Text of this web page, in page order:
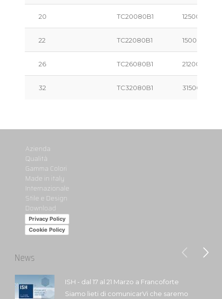
20 TC20080B1 12500
22 TC22080B1 15000
26 TC26080B1 21200
32 TC32080B1 31500
Azienda
Qualità
Gamma Colori
Made in italy
Internazionale
Stile e Design
Download
Privacy Policy
Cookie Policy
News
ISH - dal 17 al 21 Marzo a Francoforte
Siamo lieti di comunicarVi che saremo